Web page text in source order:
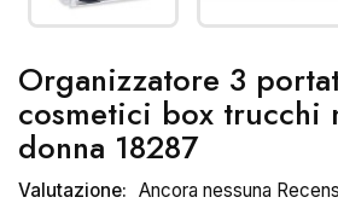
Organizzatore 3
cosmetici box trucchi
donna 18287
Valutazione: Ancora nessuna